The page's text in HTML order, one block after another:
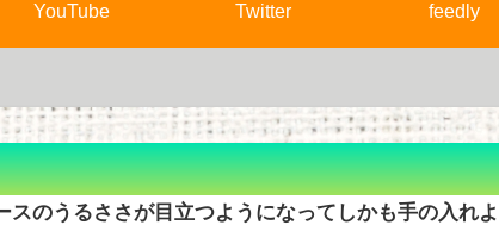
YouTube Twitter feedly
のうるささが目立つようになってしかも手の入れよ